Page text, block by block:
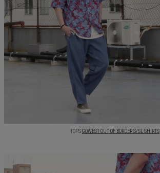
TOPSGOWEST OUT OF BORDER S/SL SHIRTS